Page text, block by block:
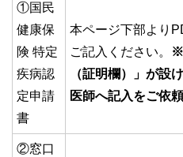
①国民
健康保
険 特定
疾病認
定申請
書
本ページ下部より
ご記入ください。
※
（証明欄）」が設
医師へ記入をご依
②窓口